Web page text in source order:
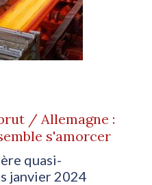
/ Allemagne :
s'amorcer
quasi-
janvier 2024